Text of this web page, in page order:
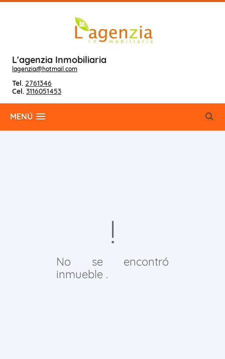
L'agenzia Inmobiliaria
lagenzia@hotmail.com
Tel. 2761346
Cel. 3116051453
MENÚ
No se encontró
inmueble .